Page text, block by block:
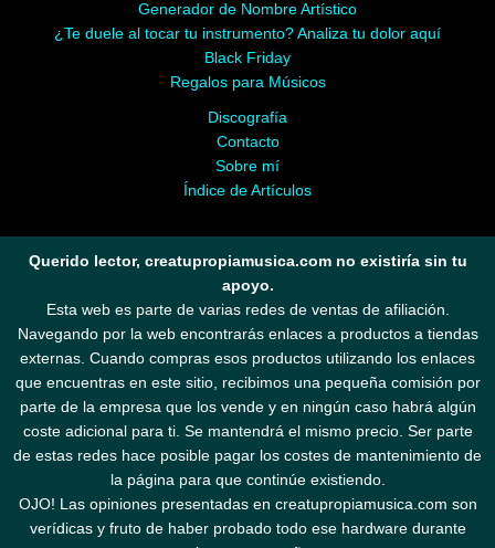
Generador de Nombre Artístico
¿Te duele al tocar tu instrumento? Analiza tu dolor aquí
Black Friday
Regalos para Músicos
Discografía
Contacto
Sobre mí
Índice de Artículos
Querido lector, creatupropiamusica.com no existiría sin tu
apoyo.
Esta web es parte de varias redes de ventas de afiliación.
Navegando por la web encontrarás enlaces a productos a tiendas
externas. Cuando compras esos productos utilizando los enlaces
que encuentras en este sitio, recibimos una pequeña comisión por
parte de la empresa que los vende y en ningún caso habrá algún
coste adicional para ti. Se mantendrá el mismo precio. Ser parte
de estas redes hace posible pagar los costes de mantenimiento de
la página para que continúe existiendo.
OJO! Las opiniones presentadas en creatupropiamusica.com son
verídicas y fruto de haber probado todo ese hardware durante